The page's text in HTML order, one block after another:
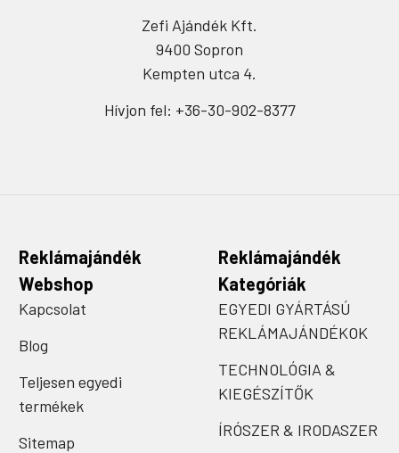
Zefi Ajándék Kft.
9400 Sopron
Kempten utca 4.
Hívjon fel: +36-30-902-8377
Reklámajándék
Webshop
Kapcsolat
Blog
Teljesen egyedi
termékek
Sitemap
Reklámajándék
Kategóriák
EGYEDI GYÁRTÁSÚ
REKLÁMAJÁNDÉKOK
TECHNOLÓGIA &
KIEGÉSZÍTŐK
ÍRÓSZER & IRODASZER